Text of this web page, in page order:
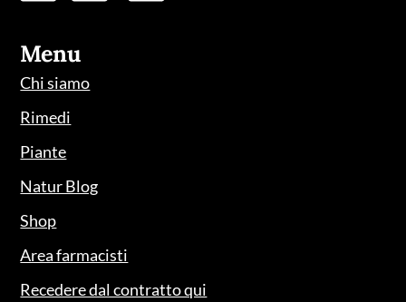
Menu
Chi siamo
Rimedi
Piante
Natur Blog
Shop
Area farmacisti
Recedere dal contratto qui